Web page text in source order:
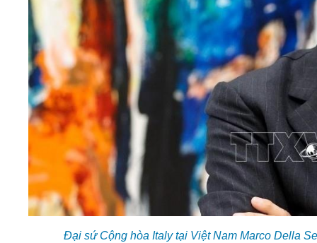
Đại sứ Cộng hòa Italy tại Việt Nam Marco Della